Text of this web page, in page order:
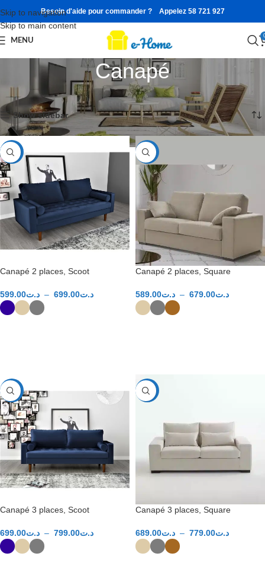
Skip to navigation
Skip to main content
Besoin d'aide pour commander ? Appelez 58 721 927
MENU
Canapé
Accueil 7 résultats affichés
Show sidebar
-41%
Canapé 2 places, Scoot
د.ت599.00 – د.ت699.00
-40%
Canapé 2 places, Square
د.ت589.00 – د.ت679.00
-40%
Canapé 3 places, Scoot
د.ت699.00 – د.ت799.00
-40%
Canapé 3 places, Square
د.ت689.00 – د.ت779.00